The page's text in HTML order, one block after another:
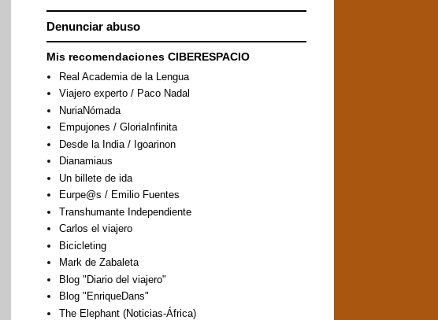
Denunciar abuso
Mis recomendaciones CIBERESPACIO
Real Academia de la Lengua
Viajero experto / Paco Nadal
NuriaNómada
Empujones / GloriaInfinita
Desde la India / Igoarinon
Dianamiaus
Un billete de ida
Eurpe@s / Emilio Fuentes
Transhumante Independiente
Carlos el viajero
Bicicleting
Mark de Zabaleta
Blog "Diario del viajero"
Blog "EnriqueDans"
The Elephant (Noticias-África)